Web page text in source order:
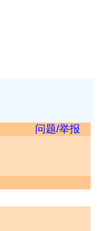
问题/举报